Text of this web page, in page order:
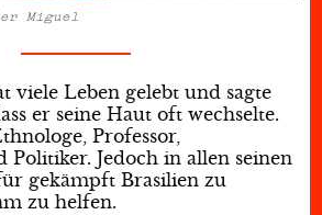
Miguel
viele Leben gelebt und sagte
er seine Haut oft wechselte.
Professor,
Politiker. Jedoch in allen seinen
gekämpft Brasilien zu
zu helfen.